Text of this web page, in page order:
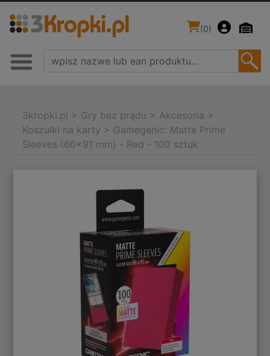
(0)
3kropki.pl > Gry bez prądu > Akcesoria >
Koszulki na karty > Gamegenic: Matte Prime
Sleeves (66x91 mm) - Red - 100 sztuk